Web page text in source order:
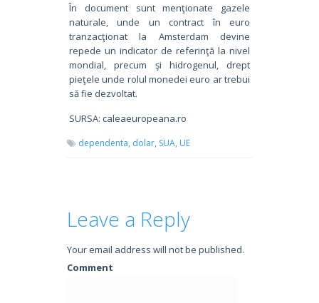
În document sunt menţionate gazele
naturale, unde un contract în euro
tranzacţionat la Amsterdam devine
repede un indicator de referinţă la nivel
mondial, precum şi hidrogenul, drept
pieţele unde rolul monedei euro ar trebui
să fie dezvoltat.
SURSA: caleaeuropeana.ro
dependenta, dolar, SUA, UE
Leave a Reply
Your email address will not be published.
Comment